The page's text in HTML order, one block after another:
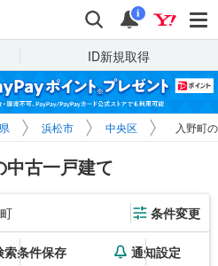
検索 通知
i
ID新規取得
浜松市 中央区 入野町
古一戸建て
条件変更
索条件保存 通知設定